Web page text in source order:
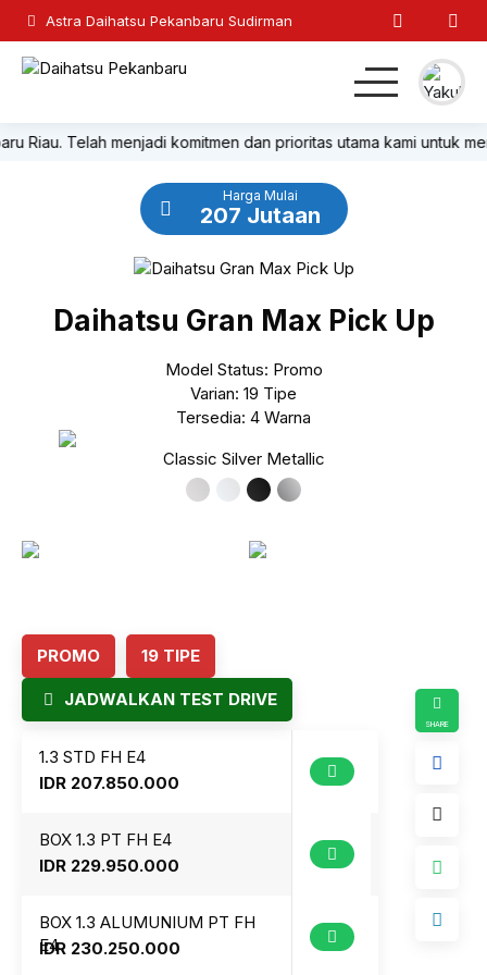
Astra Daihatsu Pekanbaru Sudirman
Home
Hatchback
Lainnya
menjadi komitmen dan prioritas utama kami untuk
Harga Mulai
207 Jutaan
Daihatsu Gran Max Pick Up
Model Status: Promo
Varian: 19 Tipe
Tersedia: 4 Warna
Classic Silver Metallic
8
PROMO 19 TIPE
JADWALKAN TEST DRIVE
1.3 STD FH E4
IDR 207.850.000
BOX 1.3 PT FH E4
IDR 229.950.000
BOX 1.3 ALUMUNIUM PT FH
E4
IDR 230.250.000